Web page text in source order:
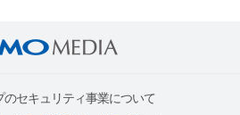
セキュリティ事業について